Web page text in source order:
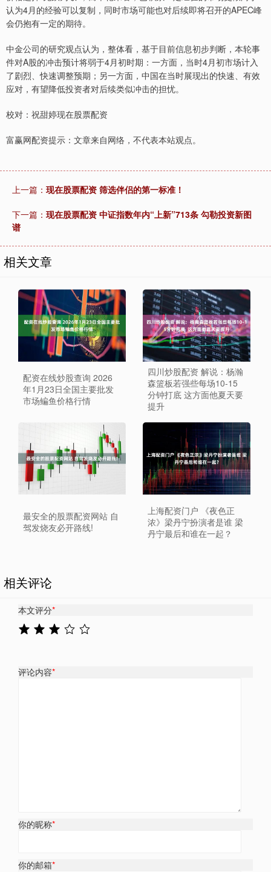
认为4月的经验可以复制，同时市场可能也对后续即将召开的APEC峰
会仍抱有一定的期待。
中金公司的研究观点认为，整体看，基于目前信息初步判断，本轮事
件对A股的冲击预计将弱于4月初时期：一方面，当时4月初市场计入
了剧烈、快速调整预期；另一方面，中国在当时展现出的快速、有效
应对，有望降低投资者对后续类似冲击的担忧。
校对：祝甜婷现在股票配资
富赢网配资提示：文章来自网络，不代表本站观点。
上一篇： 现在股票配资 筛选伴侣的第一标准！
下一篇： 现在股票配资 中证指数年内“上新”713条 勾勒投资新图
谱
相关文章
配资在线炒股查询 2026
年1月23日全国主要批发
市场鳊鱼价格行情
四川炒股配资 解说：杨瀚
森篮板若强些每场10-15
分钟打底 这方面他夏天要
提升
最安全的股票配资网站 自
驾发烧友必开路线!
上海配资门户 《夜色正
浓》梁丹宁扮演者是谁 梁
丹宁最后和谁在一起？
相关评论
本文评分*
评论内容*
你的昵称*
你的邮箱*